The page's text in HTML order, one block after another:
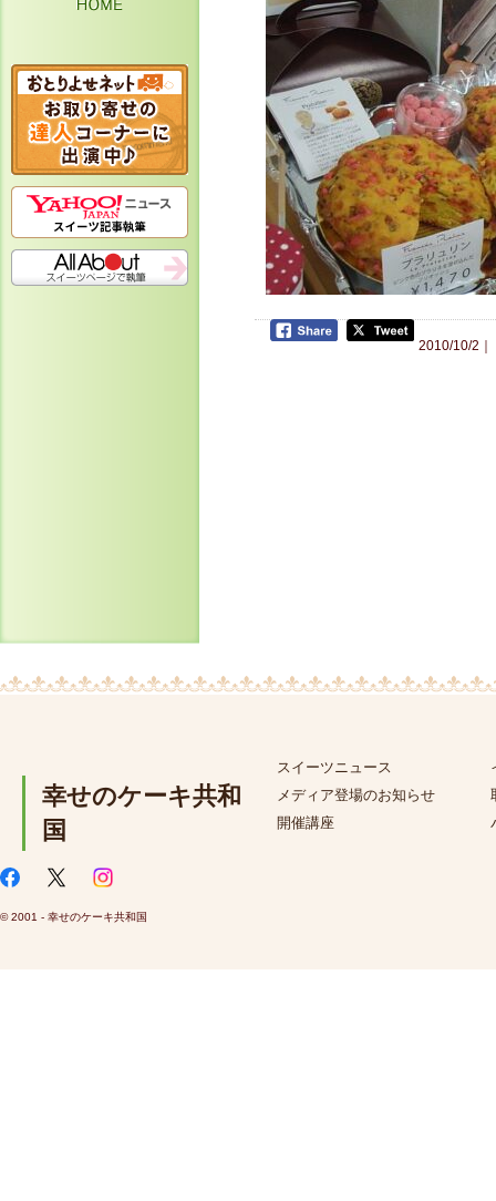
2010/10/2｜
幸せのケーキ共和
国
スイーツニュース
メディア登場のお知らせ
開催講座
© 2001 - 幸せのケーキ共和国